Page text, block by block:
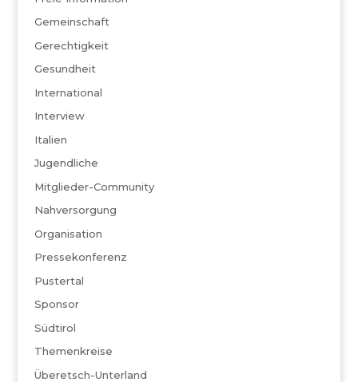
Gemeinschaft
Gerechtigkeit
Gesundheit
International
Interview
Italien
Jugendliche
Mitglieder-Community
Nahversorgung
Organisation
Pressekonferenz
Pustertal
Sponsor
Südtirol
Themenkreise
Überetsch-Unterland